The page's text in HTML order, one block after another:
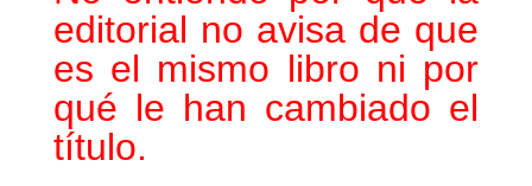
editorial no avisa de que
es el mismo libro ni por
qué le han cambiado el
título.